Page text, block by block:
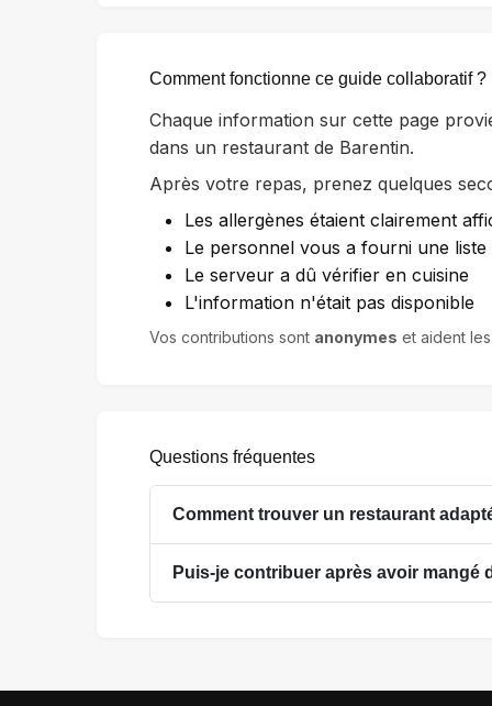
Comment fonctionne ce guide collaboratif ?
Chaque information sur cette page
dans un restaurant de Barentin.
Après votre repas, prenez quelques
Les allergènes étaient clairement
Le personnel vous a fourni une liste
Le serveur a dû vérifier en cuisine
L'information n'était pas disponible
Vos contributions sont anonymes et aident
Questions fréquentes
Comment trouver un restaurant
Puis-je contribuer après avoir mangé